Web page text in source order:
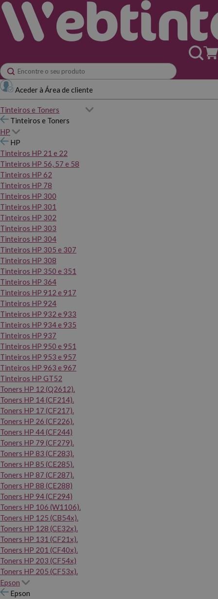
Aceder à Área de cliente
Tinteiros e Toners
Tinteiros e Toners
HP
HP
Tinteiros HP 21 e 22
Tinteiros HP 56, 57 e 58
Tinteiros HP 62
Tinteiros HP 78
Tinteiros HP 300
Tinteiros HP 301
Tinteiros HP 302
Tinteiros HP 303
Tinteiros HP 304
Tinteiros HP 305 e 307
Tinteiros HP 308
Tinteiros HP 350 e 351
Tinteiros HP 364
Tinteiros HP 912 e 917
Tinteiros HP 924
Tinteiros HP 932 e 933
Tinteiros HP 934 e 935
Tinteiros HP 937
Tinteiros HP 950 e 951
Tinteiros HP 953 e 957
Tinteiros HP 963 e 967
Tinteiros HP GT52
Toners HP 12 (Q2612).
Toners HP 14 (CF214).
Toners HP 17 (CF217).
Toners HP 26 (CF226).
Toners HP 44 (CF244)
Toners HP 79 (CF279).
Toners HP 83 (CF283).
Toners HP 85 (CE285).
Toners HP 87 (CF287).
Toners HP 88 (CE288)
Toners HP 94 (CF294)
Toners HP 106 (W1106).
Toners HP 125 (CB54x).
Toners HP 128 (CE32x).
Toners HP 131 (CF21x).
Toners HP 201 (CF40x).
Toners HP 203 (CF54x)
Toners HP 205 (CF53x).
Epson
Epson